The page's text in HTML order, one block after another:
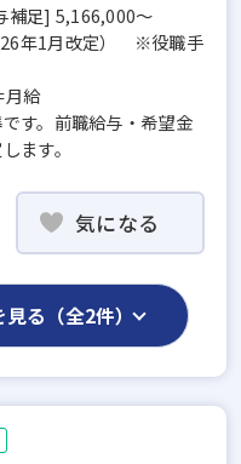
補足] 5,166,000～
年1月改定） ※役職手
給
す。前職給与・希望金
ます。
気になる
見る（全2件）